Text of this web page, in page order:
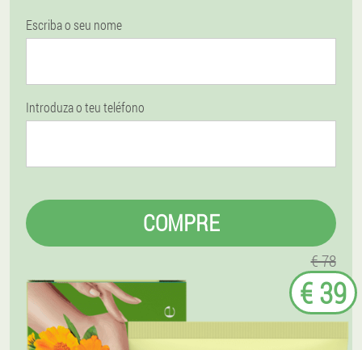
Escriba o seu nome
Introduza o teu teléfono
COMPRE
€ 78
€ 39